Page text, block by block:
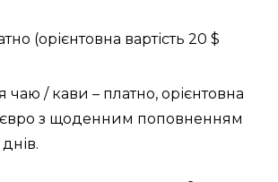
(орієнтовна вартість 20 $
чаю / кави – платно, орієнтовна
євро з щоденним поповненням